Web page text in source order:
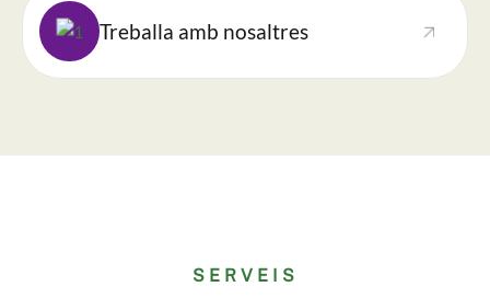
Imatge
Treballa amb nosaltres
SERVEIS